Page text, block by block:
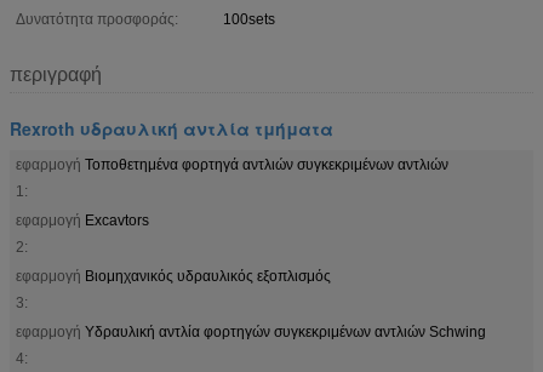
Δυνατότητα προσφοράς:
100sets
περιγραφή
Rexroth υδραυλική αντλία τμήματα
εφαρμογή
1:
Τοποθετημένα φορτηγά αντλιών συγκεκριμένων αντλιών
εφαρμογή
2:
Excavtors
εφαρμογή
3:
Βιομηχανικός υδραυλικός εξοπλισμός
εφαρμογή
4:
Υδραυλική αντλία φορτηγών συγκεκριμένων αντλιών Schwing